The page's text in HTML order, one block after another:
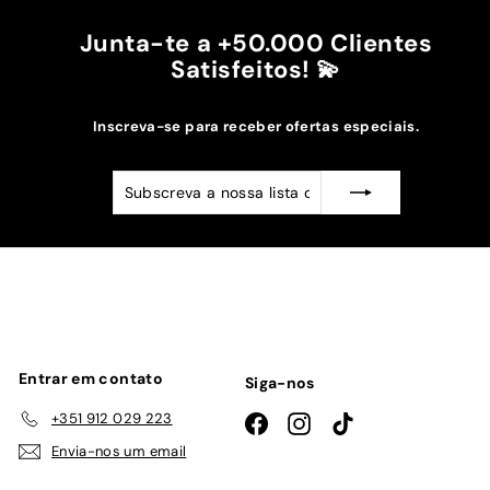
0
€
1
,
0
Junta-te a +50.000 Clientes
Satisfeitos! 💫
Inscreva-se para receber ofertas especiais.
Subscreva
a
Subscrever
Entrar em contato
+351 912 029 223
Envia-nos um email
Siga-nos
FacebookInstagramTikTok